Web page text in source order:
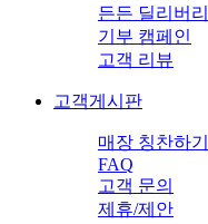
든든 딜리버리
기부 캠페인
고객 리뷰
고객게시판
매장 칭찬하기
FAQ
고객 문의
제휴/제안